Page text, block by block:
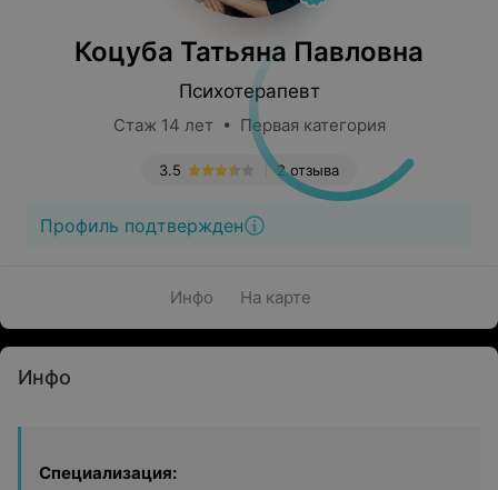
Коцуба Татьяна Павловна
Психотерапевт
Стаж 14 лет • Первая категория
2 отзыва
3.5
Профиль подтвержден
Инфо На карте
Инфо
Специализация: